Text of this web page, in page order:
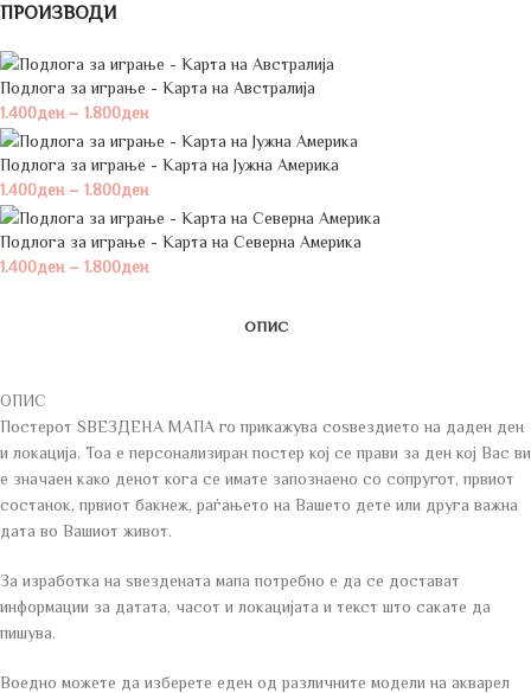
ПРОИЗВОДИ
Подлога за играње - Карта на Австралија
1.400ден– 1.800ден
Подлога за играње - Карта на Јужна Америка
1.400ден – 1.800ден
Подлога за играње - Карта на Северна Америка
1.400ден – 1.800ден
ОПИС
ОПИС
Постерот ЅВЕЗДЕНА МАПА го прикажува соѕвездието на даден ден
и локација. Тоа е персонализиран постер кој се прави за ден кој Вас ви
е значаен како денот кога се имате запознаено со сопругот, првиот
состанок, првиот бакнеж, раѓањето на Вашето дете или друга важна
дата во Вашиот живот.
За изработка на ѕвездената мапа потребно е да се достават
информации за датата, часот и локацијата и текст што сакате да
пишува.
Воедно можете да изберете еден од различните модели на акварел